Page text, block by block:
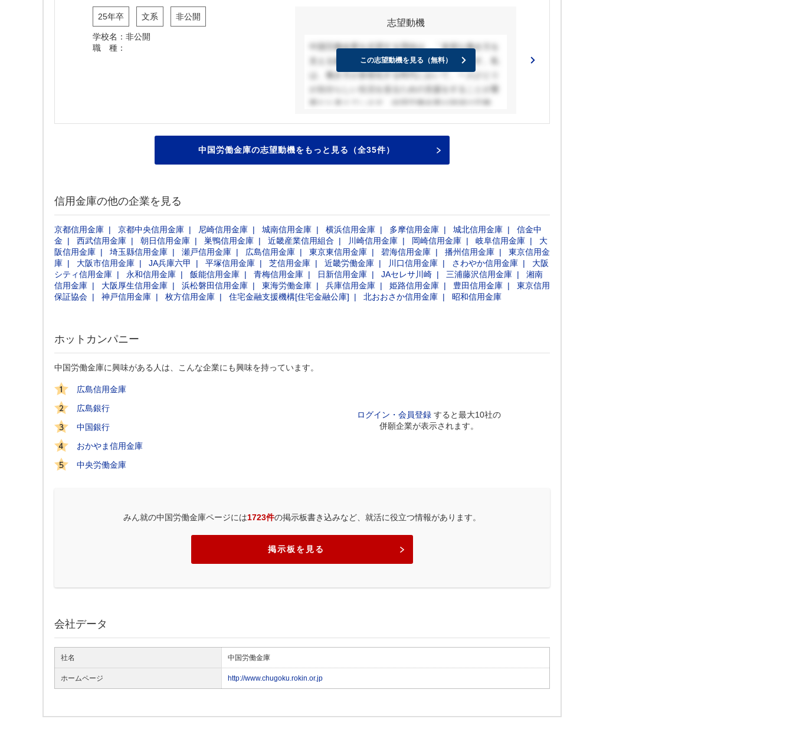
25年卒 文系 非公開
学校名：非公開
職 種：
志望動機
中国労働金庫を志望する理由は、「多様な働き方を
支える拠点」としての役割に共感したからです。私
は、働き方が多様化する時代において、一人ひとり
が自分らしい生活を送るための支援をすることが重
要だと考えています。中国労働金庫が地域の労働者
受けました。
方に対応するための柔軟な金融サービスの開発にも
携わり、地域の皆様が安心して働ける環境を作り上
げたいです。
この志望動機を見る（無料）
中国労働金庫の志望動機をもっと見る（全35件）
信用金庫の他の企業を見る
京都信用金庫 京都中央信用金庫 尼崎信用金庫 城南信用金庫 横浜信用金庫 多摩信用金庫 城北信用金庫
信金中
金
西武信用金庫 朝日信用金庫 巣鴨信用金庫 近畿産業信用組合 川崎信用金庫 岡崎信用金庫 岐阜信用金庫
大
阪信用金庫
埼玉縣信用金庫 瀬戸信用金庫 広島信用金庫 東京東信用金庫 碧海信用金庫 播州信用金庫
東京信用金
庫
大阪市信用金庫 JA兵庫六甲 平塚信用金庫 芝信用金庫 近畿労働金庫 川口信用金庫 さわやか信用金庫
大阪
シティ信用金庫
永和信用金庫 飯能信用金庫 青梅信用金庫 日新信用金庫 JAセレサ川崎 三浦藤沢信用金庫
湘南
信用金庫
大阪厚生信用金庫 浜松磐田信用金庫 東海労働金庫 兵庫信用金庫 姫路信用金庫 豊田信用金庫
東京信用
保証協会
神戸信用金庫 枚方信用金庫 住宅金融支援機構[住宅金融公庫] 北おおさか信用金庫 昭和信用金庫
ホットカンパニー
中国労働金庫に興味がある人は、こんな企業にも興味を持っています。
広島信用金庫
広島銀行
中国銀行
おかやま信用金庫
中央労働金庫
ログイン・会員登録 すると最大10社の
併願企業が表示されます。
みん就の中国労働金庫ページには1723件の掲示板書き込みなど、就活に役立つ情報があります。
掲示板を見る
会社データ
社名 中国労働金庫
ホームページ http://www.chugoku.rokin.or.jp